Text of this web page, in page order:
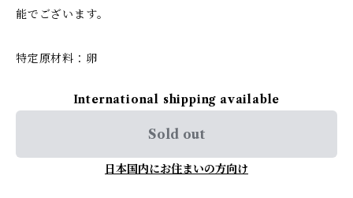
能でございます。
特定原材料：卵
International shipping available
Sold out
日本国内にお住まいの方向け